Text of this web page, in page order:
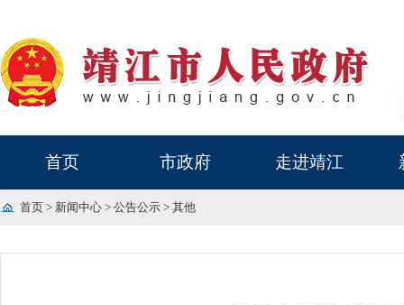
首页 市政府 走进靖江
首页 > 新闻中心 > 公告公示 > 其他